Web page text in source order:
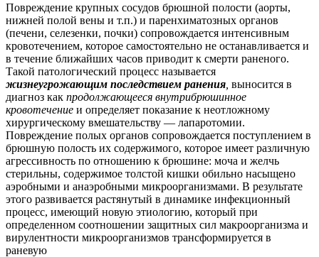
Повреждение крупных сосудов брюшной полости (аорты,
нижней полой вены и т.п.) и паренхиматозных органов
(печени, селезенки, почки) сопровождается интенсивным
кровотечением, которое самостоятельно не останавливается и
в течение ближайших часов приводит к смерти раненого.
Такой патологический процесс называется
жизнеугрожающим последствием ранения выносится в
диагноз как продолжающееся внутрибрюшинное
кровотечение и определяет показание к неотложному
хирургическому вмешательству — лапаротомии.
Повреждение полых органов сопровождается поступлением в
брюшную полость их содержимого, которое имеет различную
агрессивность по отношению к брюшине: моча и желчь
стерильны, содержимое толстой кишки обильно насыщено
аэробными и анаэробными микроорганизмами. В результате
этого развивается растянутый в динамике инфекционный
процесс, имеющий новую этиологию, который при
определенном соотношении защитных сил макроорганизма и
вирулентности микроорганизмов трансформируется в
раневую